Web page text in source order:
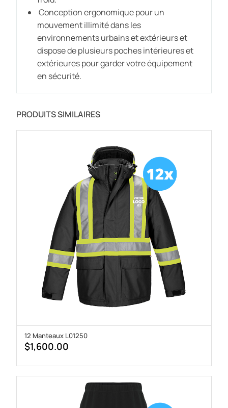
Conception ergonomique pour un
mouvement illimité dans les
environnements urbains et extérieurs et
dispose de plusieurs poches intérieures et
extérieures pour garder votre équipement
en sécurité.
PRODUITS SIMILAIRES
12 Manteaux L01250
$1,600.00